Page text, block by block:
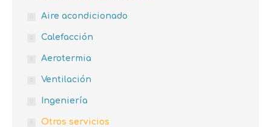
Aire acondicionado
Calefacción
Aerotermia
Ventilación
Ingeniería
Otros servicios